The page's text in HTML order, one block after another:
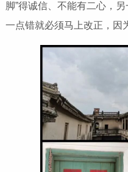
脚”得诚信、不能有二心，
一点错就必须马上改正，因